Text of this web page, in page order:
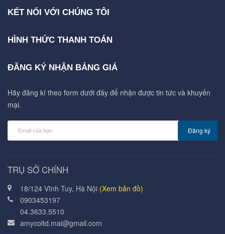
KẾT NỐI VỚI CHÚNG TÔI
HÌNH THỨC THANH TOÁN
ĐĂNG KÝ NHẬN BẢNG GIÁ
Hãy đăng kí theo form dưới đây để nhận được tin tức và khuyến
mại.
Đăng ký
TRỤ SỞ CHÍNH
18/124 Vĩnh Tuy, Hà Nội (Xem bản đồ)
0903453197
04.3633.5510
amycoltd.mai@gmail.com